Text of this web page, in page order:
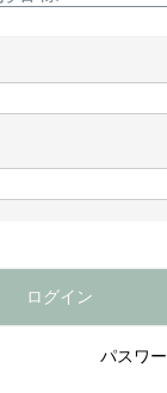
ログイン
パスワ